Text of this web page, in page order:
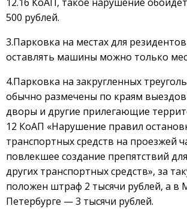
500 рублей.
3.Парковка на местах для
оставлять машины можно только
4.Парковка на закругленных
обычно размечены по краям
дворы и другие прилегающие
12 КоАП «Нарушение правил
транспортных средств на проезжей
повлекшее создание препятствий
других транспортных средств», за
положен штраф 2 тысячи рублей, а в
Петербурге — 3 тысячи рублей.